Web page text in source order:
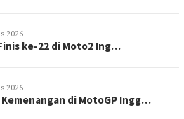
2026
ke-22 di Moto2 Ing…
2026
di MotoGP Ingg…